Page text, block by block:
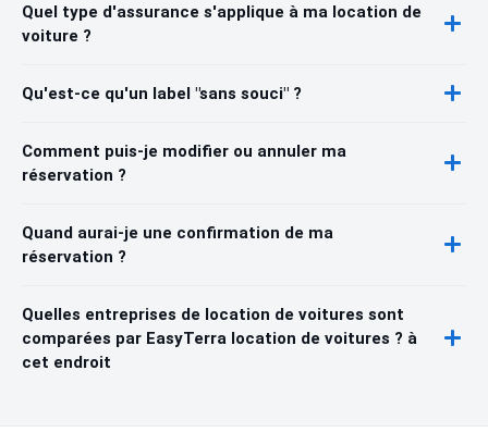
Quel type d'assurance s'applique à ma location de
voiture ?
Qu'est-ce qu'un label "sans souci" ?
Comment puis-je modifier ou annuler ma
réservation ?
Quand aurai-je une confirmation de ma
réservation ?
Quelles entreprises de location de voitures sont
comparées par EasyTerra location de voitures ? à
cet endroit